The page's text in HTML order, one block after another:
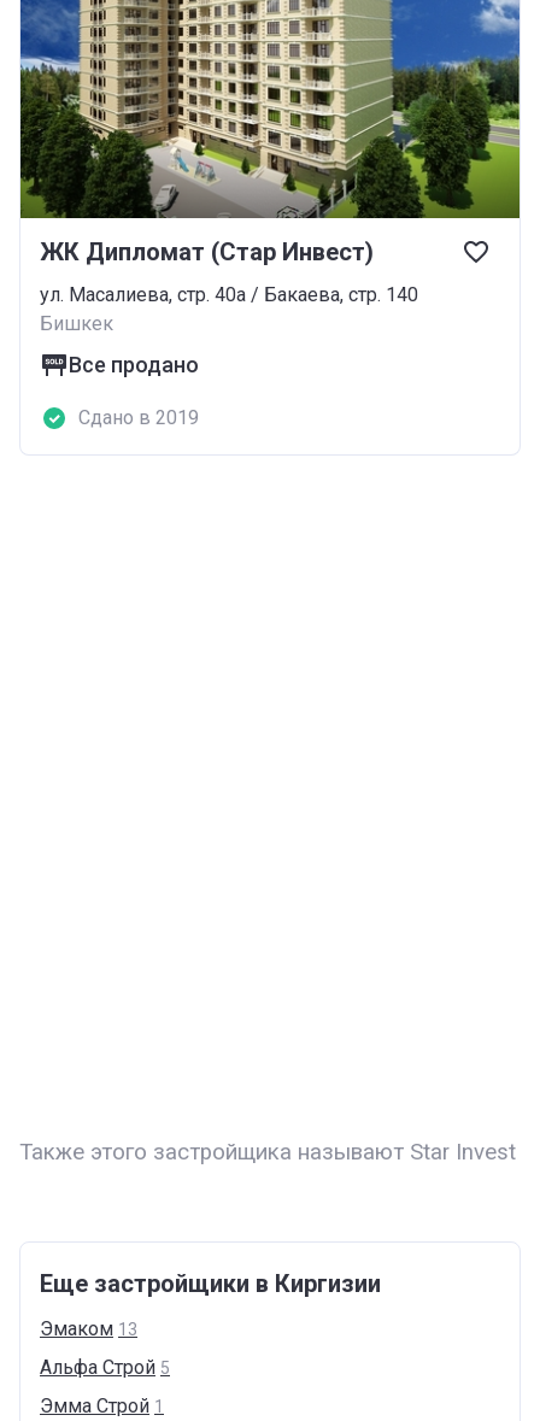
ЖК Дипломат (Стар Инвест)
ул. Масалиева, стр. 40а / Бакаева, стр. 140
Бишкек
Все продано
Сдано в 2019
Также этого застройщика называют Star Invest
Еще застройщики в Киргизии
Эмаком 13
Альфа Строй 5
Эмма Строй 1